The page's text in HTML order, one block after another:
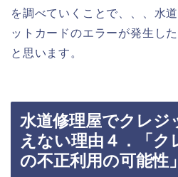
を調べていくことで、、、水
ットカードのエラーが発生し
と思います。
水道修理屋でクレジ
えない理由４．「ク
の不正利用の可能性」